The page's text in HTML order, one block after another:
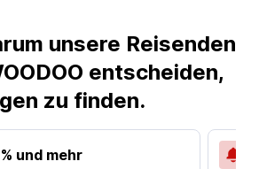
unsere Reisenden
entscheiden,
zu finden.
und mehr